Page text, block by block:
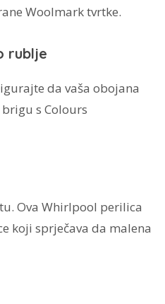
Woolmark tvrtke.
rublje
da vaša obojana
s Colours
Ova Whirlpool perilica
koji sprječava da malena